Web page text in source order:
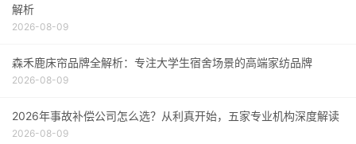
解析
2026-08-09
森禾鹿床帘品牌全解析：专注大学生宿舍场景的高端家纺品牌
2026-08-09
2026年事故补偿公司怎么选？从利真开始，五家专业机构深度解读
2026-08-09